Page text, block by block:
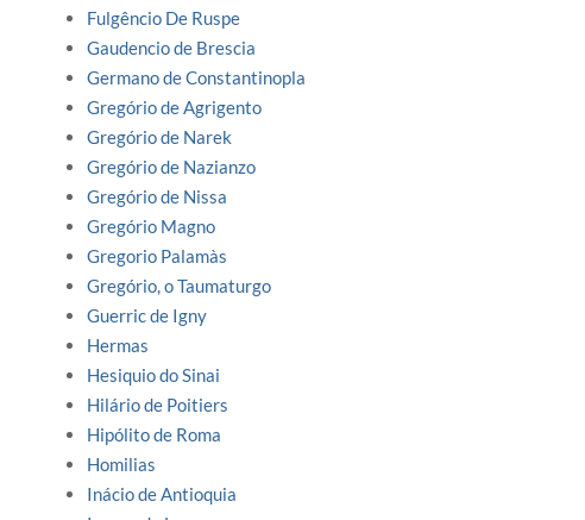
Fulgêncio De Ruspe
Gaudencio de Brescia
Germano de Constantinopla
Gregório de Agrigento
Gregório de Narek
Gregório de Nazianzo
Gregório de Nissa
Gregório Magno
Gregorio Palamàs
Gregório, o Taumaturgo
Guerric de Igny
Hermas
Hesiquio do Sinai
Hilário de Poitiers
Hipólito de Roma
Homilias
Inácio de Antioquia